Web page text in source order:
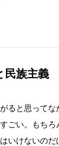
民族主義
ると思って
ごい。もち
いけないのだ